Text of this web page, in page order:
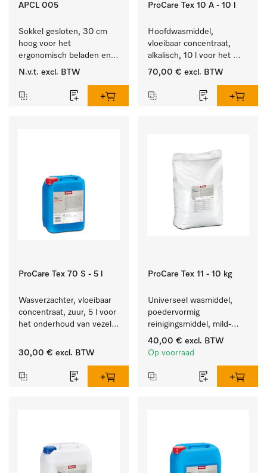
APCL 005
Sokkel gesloten, 30 cm
hoog voor het
ergonomisch beladen en
legen van de wasmachine
N.v.t. excl. BTW
ProCare Tex 10 A - 10 l
Hoofdwasmiddel,
vloeibaar concentraat,
alkalisch, 10 l voor het
reinigen van wit wasgoed
70,00 € excl. BTW
ProCare Tex 70 S - 5 l
Wasverzachter, vloeibaar
concentraat, zuur, 5 l voor
het onderhoud van vezels
zacht blijft.
30,00 € excl. BTW
ProCare Tex 11 - 10 kg
Universeel wasmiddel,
poedervormig
reinigingsmiddel, mild-
alkalisch, 10 kg voor het
reinigen van wit wasgoed
40,00 € excl. BTW
Op voorraad